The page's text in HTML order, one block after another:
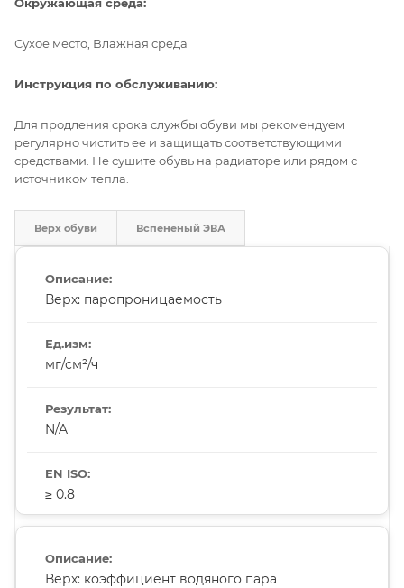
Сухое место, Влажная среда
Инструкция по обслуживанию:
Для продления срока службы обуви мы рекомендуем
регулярно чистить ее и защищать соответствующими
средствами. Не сушите обувь на радиаторе или рядом с
источником тепла.
Верх обуви Вспененый ЭВА
Верх: паропроницаемость
мг/см²/ч
N/A
≥ 0.8
Верх: коэффициент водяного пара